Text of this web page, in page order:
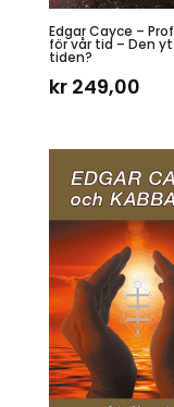
Edgar Cayce –
för vår tid – Den
tiden?
kr249,00